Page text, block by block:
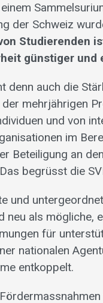
der Schweiz
Studierenden
günstiger
denn auch die
mehrjährigen
und von
im
Beteiligung an
begrüsst die
und
neu als mögliche,
für
nationalen
entkoppelt.